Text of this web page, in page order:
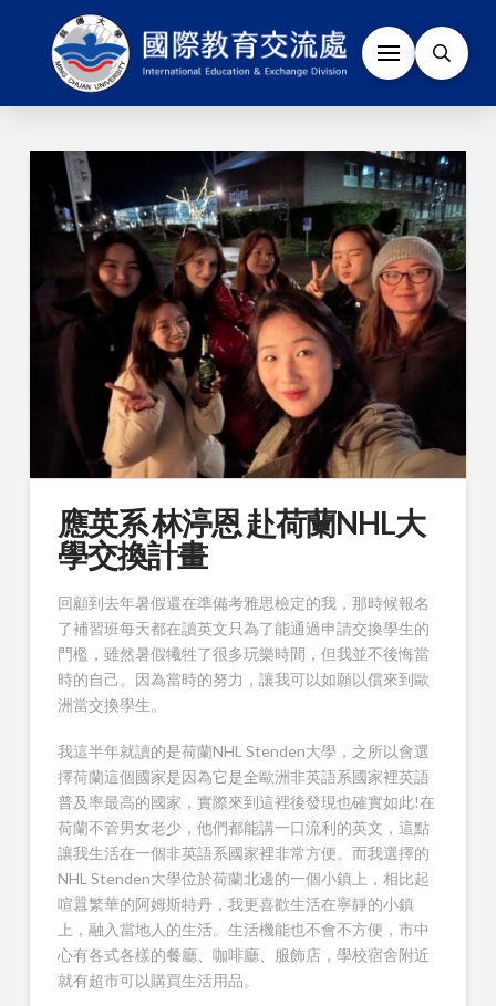
應英系 林渟恩 赴荷蘭NHL大
學交換計畫
回顧到去年暑假還在準備考雅思檢定的我，那時候報名
了補習班每天都在讀英文只為了能通過申請交換學生的
門檻，雖然暑假犧牲了很多玩樂時間，但我並不後悔當
時的自己。因為當時的努力，讓我可以如願以償來到歐
洲當交換學生。
我這半年就讀的是荷蘭NHL Stenden大學，之所以會選
擇荷蘭這個國家是因為它是全歐洲非英語系國家裡英語
普及率最高的國家，實際來到這裡後發現也確實如此!在
荷蘭不管男女老少，他們都能講一口流利的英文，這點
讓我生活在一個非英語系國家裡非常方便。而我選擇的
NHL Stenden大學位於荷蘭北邊的一個小鎮上，相比起
喧囂繁華的阿姆斯特丹，我更喜歡生活在寧靜的小鎮
上，融入當地人的生活。生活機能也不會不方便，市中
心有各式各樣的餐廳、咖啡廳、服飾店，學校宿舍附近
就有超市可以購買生活用品。